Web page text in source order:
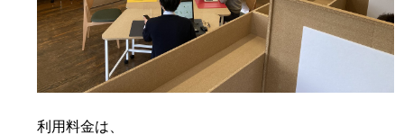
利用料金は、